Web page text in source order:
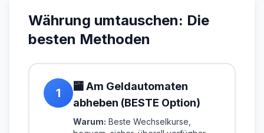
Währung umtauschen: Die
besten Methoden
1
🏧 Am Geldautomaten
abheben (BESTE Option)
Warum: Beste Wechselkurse,